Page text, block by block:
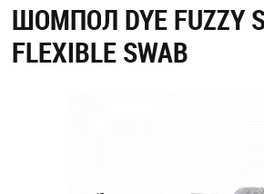
ШОМПОЛ DYE FUZZY
FLEXIBLE SWAB